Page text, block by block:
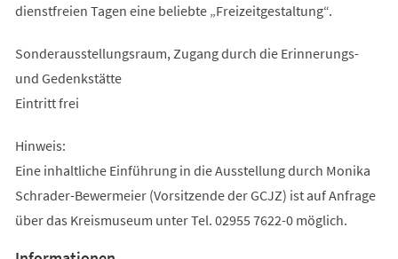
dienstfreien Tagen eine beliebte „Freizeitgestaltung“.
Sonderausstellungsraum, Zugang durch die Erinnerungs-
und Gedenkstätte
Eintritt frei
Hinweis:
Eine inhaltliche Einführung in die Ausstellung durch Monika
Schrader-Bewermeier (Vorsitzende der GCJZ) ist auf Anfrage
über das Kreismuseum unter Tel. 02955 7622-0 möglich.